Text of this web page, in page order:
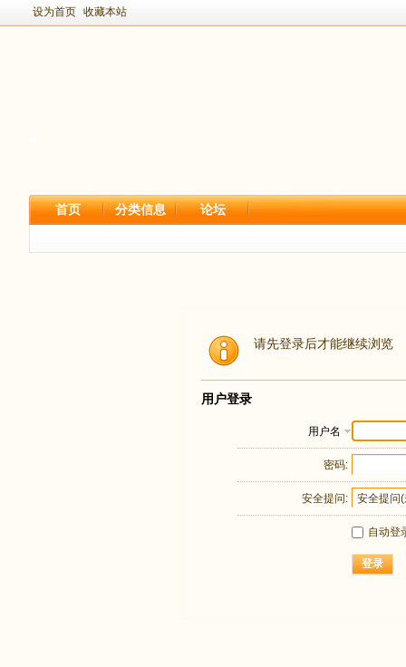
设为首页 收藏本站
首页 分类信息 论坛
请先登录后才能继续浏览
用户登录
用户名
密码:
安全提问:
自动登
登录